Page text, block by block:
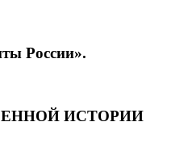
России».
ИСТОРИИ